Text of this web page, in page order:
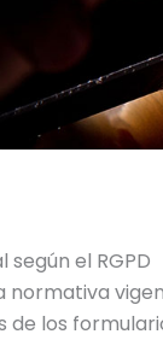
el RGPD
normativa
los